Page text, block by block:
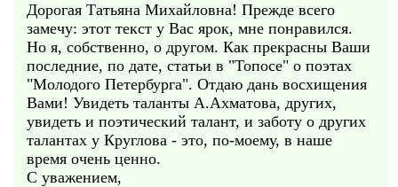
Дорогая Татьяна Михайловна! Прежде всего
замечу: этот текст у Вас ярок, мне понравился.
Но я, собственно, о другом. Как прекрасны Ваши
последние, по дате, статьи в "Топосе" о поэтах
"Молодого Петербурга". Отдаю дань восхищения
Вами! Увидеть таланты А.Ахматова, других,
увидеть и поэтический талант, и заботу о других
талантах у Круглова - это, по-моему, в наше
время очень ценно.
С уважением,